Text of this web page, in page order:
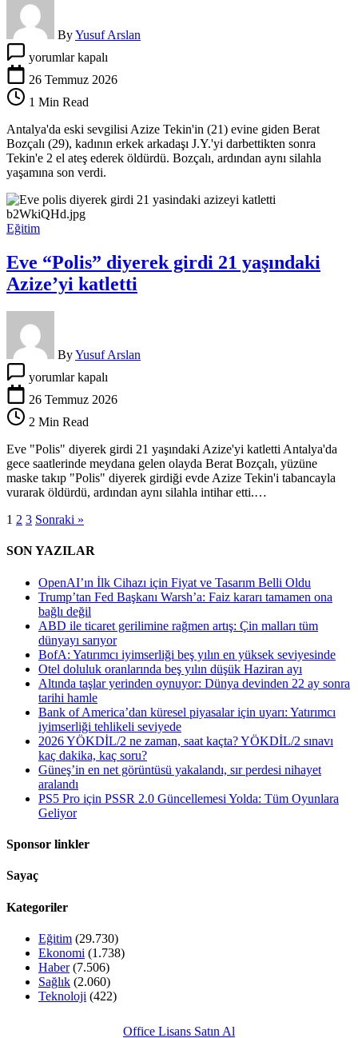
ByYusuf Arslan
eski
sevgilisini
sonra
etti
için
yorumlar kapalı
26 Temmuz 2026
1 Min Read
Antalya'da eski sevgilisi Azize Tekin'in (21) evine giden Berat
Bozçalı (29), kadının erkek arkadaşı J.Y.'yi darbettikten sonra
Tekin'e 2 el ateş ederek öldürdü. Bozçalı, ardından aynı silahla
yaşamına son verdi.
Eğitim
Eve “Polis” diyerek girdi 21 yaşındaki
Azize’yi katletti
ByYusuf Arslan
“Polis”
diyerek
21
Azize’yi
katletti
için
yorumlar kapalı
26 Temmuz 2026
2 Min Read
Eve "Polis" diyerek girdi 21 yaşındaki Azize'yi katletti Antalya'da
gece saatlerinde meydana gelen olayda Berat Bozçalı, yüzüne
maske takıp "Polis" diyerek girdiği evde Azize Tekin'i tabancayla
vurarak öldürdü, ardından aynı silahla intihar etti.…
1 2 3 Sonraki »
SON YAZILAR
OpenAI’ın İlk Cihazı için Fiyat ve Tasarım Belli Oldu
Trump’tan Fed Başkanı Warsh’a: Faiz kararı tamamen ona
bağlı değil
ABD ile ticaret gerilimine rağmen artış: Çin malları tüm
dünyayı sarıyor
BofA: Yatırımcı iyimserliği beş yılın en yüksek seviyesinde
Otel doluluk oranlarında beş yılın düşük Haziran ayı
Altında taşlar yerinden oynuyor: Dünya devinden 22 ay sonra
tarihi hamle
Bank of America’dan küresel piyasalar için uyarı: Yatırımcı
iyimserliği tehlikeli seviyede
2026 YÖKDİL/2 ne zaman, saat kaçta? YÖKDİL/2 sınavı
kaç dakika, kaç soru?
Güneş’in en net görüntüsü yakalandı, sır perdesi nihayet
aralandı
PS5 Pro için PSSR 2.0 Güncellemesi Yolda: Tüm Oyunlara
Geliyor
Sponsor linkler
Sayaç
Kategoriler
Eğitim (29.730)
Ekonomi (1.738)
Haber(7.506)
Sağlık (2.060)
Teknoloji (422)
Office Lisans Satın Al